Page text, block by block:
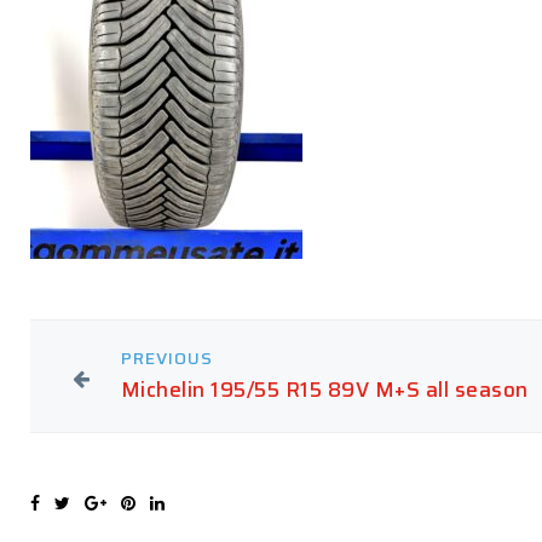
PREVIOUS
Michelin 195/55 R15 89V M+S all season